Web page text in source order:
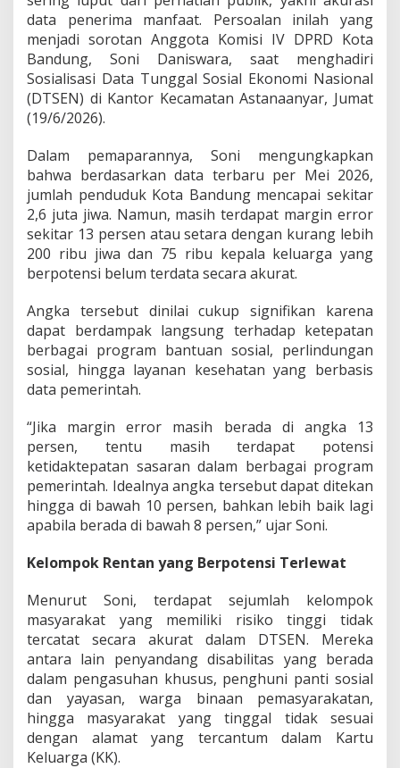
s
i
A
k
u
r
a
o
n
i
D
a
s
a
r
a
S
o
t
P
e
n
t
n
n
a
P
m
b
e
n
h
a
data penerima manfaat. Persoalan inilah yang
menjadi sorotan Anggota Komisi IV DPRD Kota
Bandung, Soni Daniswara, saat menghadiri
Sosialisasi Data Tunggal Sosial Ekonomi Nasional
(DTSEN) di Kantor Kecamatan Astanaanyar, Jumat
(19/6/2026).
Dalam pemaparannya, Soni mengungkapkan
bahwa berdasarkan data terbaru per Mei 2026,
jumlah penduduk Kota Bandung mencapai sekitar
2,6 juta jiwa. Namun, masih terdapat margin error
sekitar 13 persen atau setara dengan kurang lebih
200 ribu jiwa dan 75 ribu kepala keluarga yang
berpotensi belum terdata secara akurat.
Angka tersebut dinilai cukup signifikan karena
dapat berdampak langsung terhadap ketepatan
berbagai program bantuan sosial, perlindungan
sosial, hingga layanan kesehatan yang berbasis
data pemerintah.
“Jika margin error masih berada di angka 13
persen, tentu masih terdapat potensi
ketidaktepatan sasaran dalam berbagai program
pemerintah. Idealnya angka tersebut dapat ditekan
hingga di bawah 10 persen, bahkan lebih baik lagi
apabila berada di bawah 8 persen,” ujar Soni.
Kelompok Rentan yang Berpotensi Terlewat
Menurut Soni, terdapat sejumlah kelompok
masyarakat yang memiliki risiko tinggi tidak
tercatat secara akurat dalam DTSEN. Mereka
antara lain penyandang disabilitas yang berada
dalam pengasuhan khusus, penghuni panti sosial
dan yayasan, warga binaan pemasyarakatan,
hingga masyarakat yang tinggal tidak sesuai
dengan alamat yang tercantum dalam Kartu
Keluarga (KK).